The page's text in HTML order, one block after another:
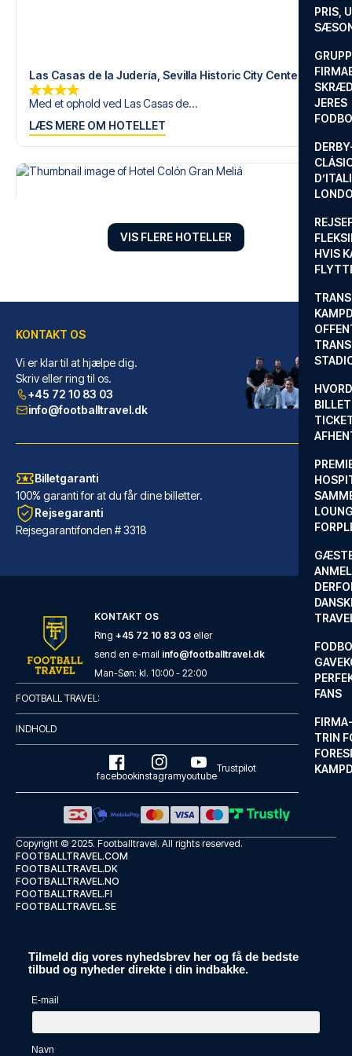
PRIS,
JERES
HVIS
FANS
TRIN
Las Casas de la Judería, Sevilla Historic City Center
Med et ophold ved Las Casas de...
LÆS MERE OM HOTELLET
Hotel Colón Gran Meliá
Med et ophold ved Hotel Colón ...
Barceló Sevilla Renacimiento
Fra Barceló Sevilla Renacimien...
LÆS MERE OM HOTELLET
Monte Triana
Monte Triana ligger i centrum ...
LÆS MERE OM HOTELLET
VIS FLERE HOTELLER
KONTAKT OS
Vi er klar til at hjælpe dig.
Skriv eller ring til os.
+45 72 10 83 03
info@footballtravel.dk
Billetgaranti
100% garanti for at du får dine billetter.
Rejsegaranti
Rejsegarantifonden # 3318
KONTAKT OS
Ring +45 72 10 83 03 eller
send en e-mail info@footballtravel.dk
Man-Søn: kl. 10:00 - 22:00
FOOTBALL TRAVEL:
INDHOLD
facebookinstagramyoutube
Trustpilot
Copyright © 2025. Footballtravel. All rights reserved.
FOOTBALLTRAVEL.COM
FOOTBALLTRAVEL.DK
FOOTBALLTRAVEL.NO
FOOTBALLTRAVEL.FI
FOOTBALLTRAVEL.SE
Tilmeld dig vores nyhedsbrev her og få de bedste
tilbud og nyheder direkte i din indbakke.
E-mail
Navn